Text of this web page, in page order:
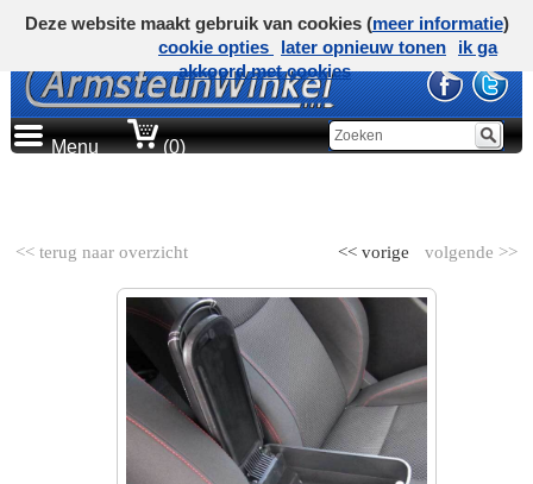
Menu (0)
<< terug naar overzicht volgende >>
<< vorige
Deze website maakt gebruik van cookies (meer informatie)
cookie opties
later opnieuw tonen
ik ga
akkoord met cookies